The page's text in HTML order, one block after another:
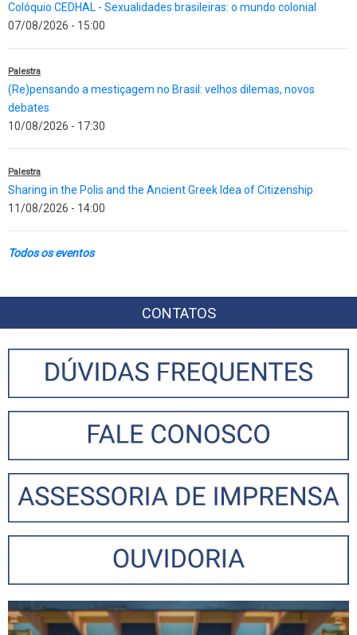
Colóquio CEDHAL - Sexualidades brasileiras: o mundo colonial
07/08/2026 - 15:00
Palestra
(Re)pensando a mestiçagem no Brasil: velhos dilemas, novos
debates
10/08/2026 - 17:30
Palestra
Sharing in the Polis and the Ancient Greek Idea of Citizenship
11/08/2026 - 14:00
Todos os eventos
CONTATOS